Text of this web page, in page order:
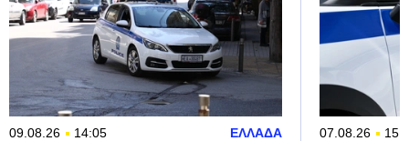
09.08.26 14:05 ΕΛΛΑΔΑ 07.08.26